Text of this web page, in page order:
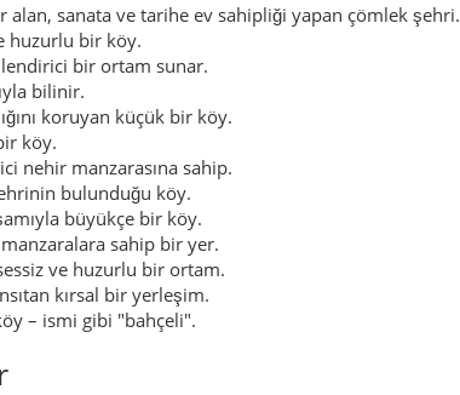
alan, sanata ve tarihe ev sahipliği yapan çömlek şehri.
huzurlu bir köy.
bir ortam sunar.
bilinir.
koruyan küçük bir köy.
köy.
nehir manzarasına sahip.
bulunduğu köy.
büyükçe bir köy.
sahip bir yer.
ve huzurlu bir ortam.
kırsal bir yerleşim.
– ismi gibi "bahçeli".